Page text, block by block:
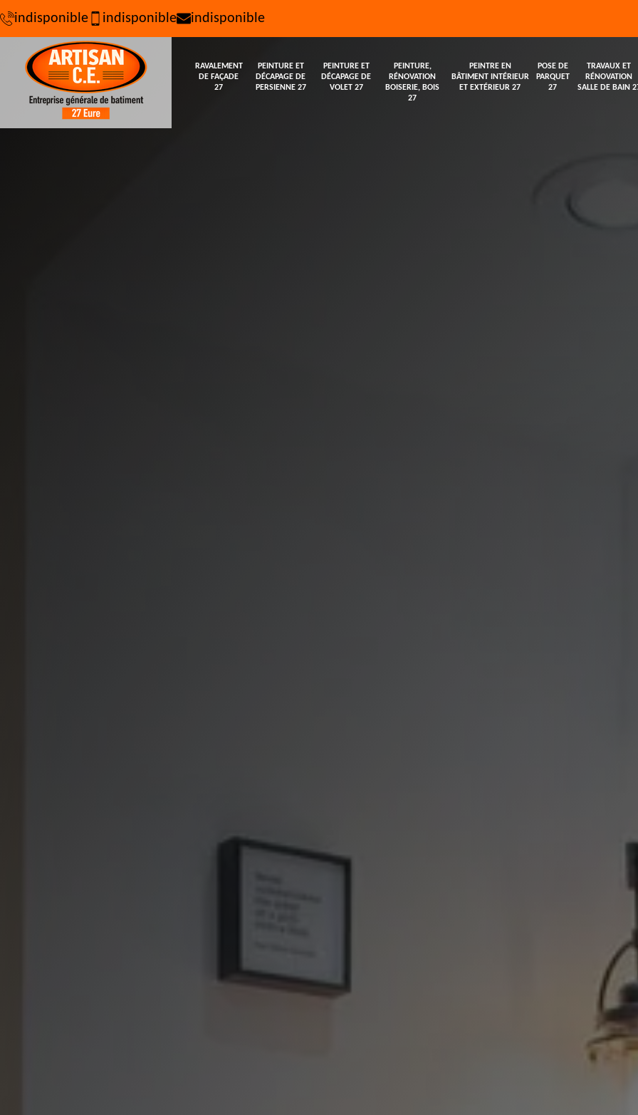
indisponible indisponible indisponible
RAVALEMENT
DE FAÇADE
27
PEINTURE ET
DÉCAPAGE DE
PERSIENNE 27
PEINTURE ET
DÉCAPAGE DE
VOLET 27
PEINTURE,
RÉNOVATION
BOISERIE, BOIS
27
PEINTRE EN
BÂTIMENT INTÉRIEUR
ET EXTÉRIEUR 27
POSE DE
PARQUET
27
TRAVAUX ET
RÉNOVATION
SALLE DE BAIN